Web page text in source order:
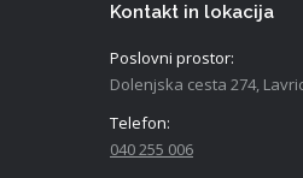
Kontakt in lokacija
Poslovni prostor:
Dolenjska cesta 274,
Telefon:
040 255 006